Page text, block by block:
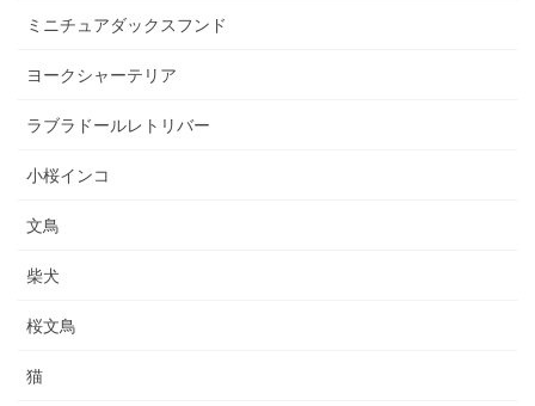
ミニチュアダックスフンド
ヨークシャーテリア
ラブラドールレトリバー
小桜インコ
文鳥
柴犬
桜文鳥
猫